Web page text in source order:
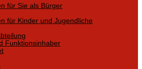
für Sie als Bürger
für Kinder und Jugendliche
Funktionsinhaber